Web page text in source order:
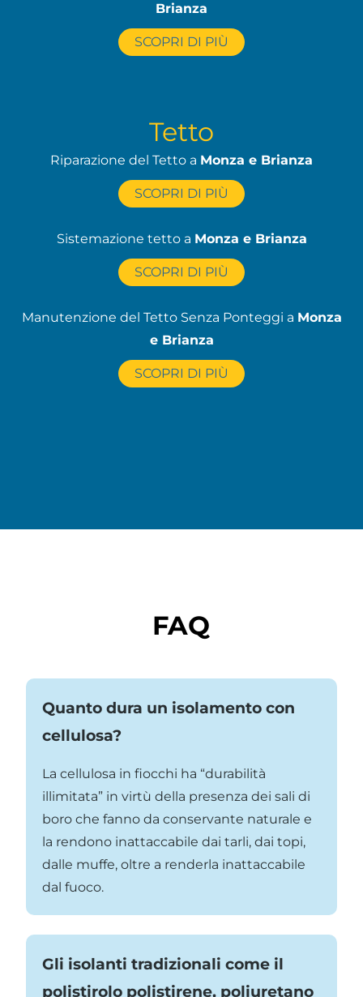
Brianza
SCOPRI DI PIÙ
Tetto
Riparazione del Tetto a Monza e Brianza
SCOPRI DI PIÙ
Sistemazione tetto a Monza e Brianza
SCOPRI DI PIÙ
Manutenzione del Tetto Senza Ponteggi a Monza
e Brianza
SCOPRI DI PIÙ
FAQ
Quanto dura un isolamento con
cellulosa?
La cellulosa in fiocchi ha “durabilità
illimitata” in virtù della presenza dei sali di
boro che fanno da conservante naturale e
la rendono inattaccabile dai tarli, dai topi,
dalle muffe, oltre a renderla inattaccabile
dal fuoco.
Gli isolanti tradizionali come il
polistirolo polistirene, poliuretano